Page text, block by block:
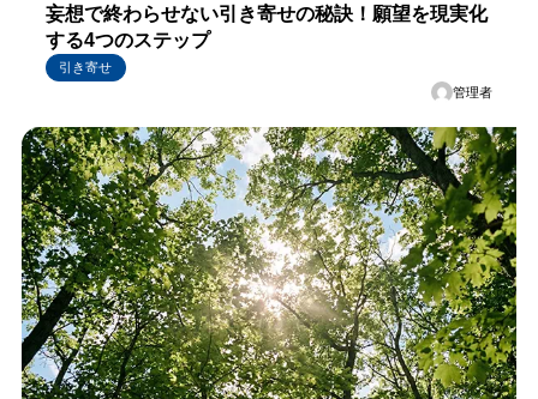
妄想で終わらせない引き寄せの秘訣！願望を現実化
する4つのステップ
引き寄せ
管理者